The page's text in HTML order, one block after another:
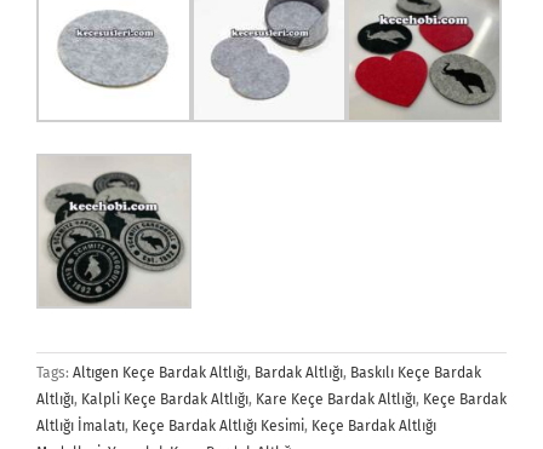
Tags: Altıgen Keçe Bardak Altlığı, Bardak Altlığı, Baskılı Keçe Bardak
Altlığı, Kalpli Keçe Bardak Altlığı, Kare Keçe Bardak Altlığı, Keçe Bardak
Altlığı İmalatı, Keçe Bardak Altlığı Kesimi, Keçe Bardak Altlığı